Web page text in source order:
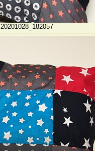
20201028_182057